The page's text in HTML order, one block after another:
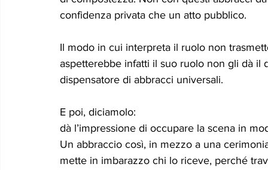
confidenza privata che un atto pubblico.
Il modo in cui interpreta il ruolo non
aspetterebbe infatti il suo ruolo non gli dà il
dispensatore di abbracci universali.
E poi, diciamolo:
dà l’impressione di occupare la scena in
Un abbraccio così, in mezzo a una
mette in imbarazzo chi lo riceve, perché